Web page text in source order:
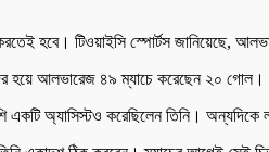
হবে। টিওয়াইসি স্পোর্টস জানিয়েছে,
আলভারেজ ৪৯ ম্যাচে করেছেন ২০ গোল।
একটি অ্যাসিস্টও করেছিলেন তিনি। অন্যদিকে